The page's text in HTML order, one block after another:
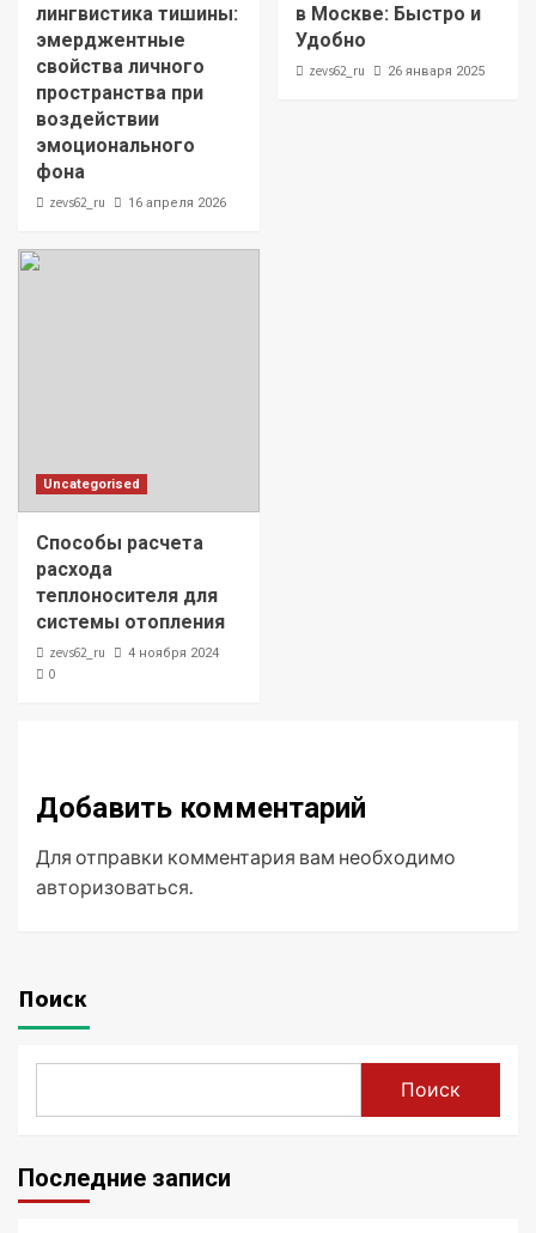
лингвистика тишины:
эмерджентные
свойства личного
пространства при
воздействии
эмоционального
фона
zevs62_ru 16 апреля 2026
в Москве: Быстро и
Удобно
zevs62_ru 26 января 2025
Uncategorised
Способы расчета
расхода
теплоносителя для
системы отопления
zevs62_ru 4 ноября 2024
0
Добавить комментарий
Для отправки комментария вам необходимо
авторизоваться
Поиск
Поиск
Последние записи